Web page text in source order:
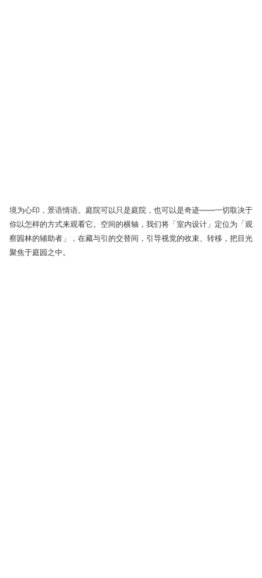
境为心印，景语情语。庭院可以只是庭院，也可以是奇迹——一切取决于
你以怎样的方式来观看它。空间的横轴，我们将「室内设计」定位为「观
察园林的辅助者」，在藏与引的交替间，引导视觉的收束、转移，把目光
聚焦于庭园之中。